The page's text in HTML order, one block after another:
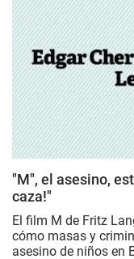
"M", el asesino,
caza!"
El film M de Fritz
cómo masas y
asesino de niños en